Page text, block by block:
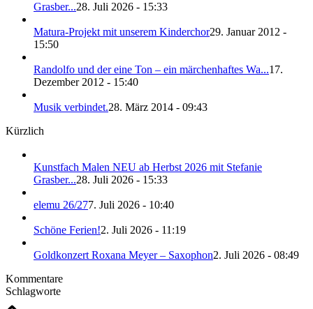
Grasber...28. Juli 2026 - 15:33
Matura-Projekt mit unserem Kinderchor29. Januar 2012 -
15:50
Randolfo und der eine Ton – ein märchenhaftes Wa...17.
Dezember 2012 - 15:40
Musik verbindet.28. März 2014 - 09:43
Kürzlich
Kunstfach Malen NEU ab Herbst 2026 mit Stefanie
Grasber...28. Juli 2026 - 15:33
elemu 26/277. Juli 2026 - 10:40
Schöne Ferien!2. Juli 2026 - 11:19
Goldkonzert Roxana Meyer – Saxophon2. Juli 2026 - 08:49
Kommentare
Schlagworte